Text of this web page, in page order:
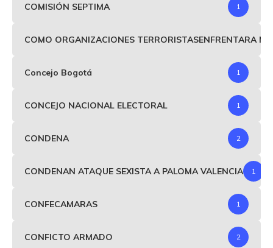
COMISIÓN SEPTIMA 1
COMO ORGANIZACIONES TERRORISTASENFRENTARA
Concejo Bogotá 1
CONCEJO NACIONAL ELECTORAL 1
CONDENA 2
CONDENAN ATAQUE SEXISTA A PALOMA VALENCIA 1
CONFECAMARAS 1
CONFICTO ARMADO 2